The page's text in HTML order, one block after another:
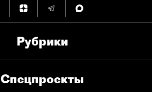
Рубрики
Спец­проекты